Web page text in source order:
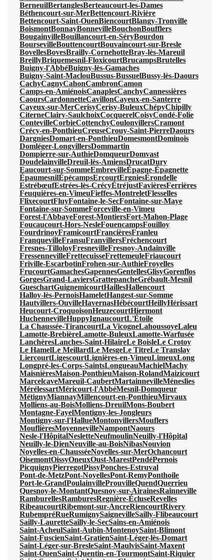
BerneuilBertanglesBerteaucourt-les-Dames
Béthencourt-sur-MerBettencourt-Rivière
Bettencourt-Saint-OuenBiencourtBlangy-Tronville
BoismontBonnayBonnevilleBouchonBoufflers
BougainvilleBouillancourt-en-SéryBourdon
BoursevilleBouttencourtBouvaincourt-sur-Bresle
BovellesBovesBrailly-CornehotteBray-lès-Mareuil
BreillyBriquemesnil-FloxicourtBrucampsBrutelles
Buigny-l'AbbéBuigny-lès-Gamaches
Buigny-Saint-MaclouBussus-BussuelBussy-lès-Daours
CachyCagnyCahonCambronCamon
Camps-en-AmiénoisCanaplesCanchyCannessières
CaoursCardonnetteCavillonCayeux-en-Santerre
Cayeux-sur-MerCerisyCerisy-BuleuxChépyChipilly
CiterneClairy-SaulchoixCocquerelCoisyCondé-Folie
ContevilleCorbieCottenchyCoulonvillersCramont
Crécy-en-PonthieuCreuseCrouy-Saint-PierreDaours
DargniesDomart-en-PonthieuDomesmontDominois
Domléger-LongvillersDommartin
Dompierre-sur-AuthieDomqueurDomvast
DoudelainvilleDreuil-lès-AmiensDrucatDury
Eaucourt-sur-SommeEmbrevilleÉpagne-Épagnette
ÉpaumesnilÉpécampsErcourtErgniesÉrondelle
EstrébœufEstrées-lès-CrécyÉtréjustFavièresFerrières
Feuquières-en-VimeuFieffes-MontreletFlesselles
FlixecourtFluyFontaine-le-SecFontaine-sur-Maye
Fontaine-sur-SommeForceville-en-Vimeu
Forest-l'AbbayeForest-MontiersFort-Mahon-Plage
Foucaucourt-Hors-NesleFouencampsFouilloy
FourdrinoyFramicourtFrancièresFranleu
FranquevilleFransuFranvillersFréchencourt
Fresnes-TilloloyFresnevilleFresnoy-Andainville
FressennevilleFrettecuisseFrettemeuleFriaucourt
Friville-EscarbotinFrohen-sur-AuthieFroyelles
FrucourtGamachesGapennesGentellesGlisyGorenflos
GorgesGrand-LaviersGrattepancheGrébault-Mesnil
GueschartGuignemicourtHaillesHallencourt
Halloy-lès-PernoisHameletHangest-sur-Somme
Hautvillers-OuvilleHavernasHébécourtHeillyHérissart
Heucourt-CroquoisonHeuzecourtHiermont
HuchennevilleHuppyIgnaucourtL'Étoile
La Chaussée-TirancourtLa VicogneLahoussoyeLaleu
Lamotte-BrebièreLamotte-BuleuxLamotte-Warfusée
LanchèresLanches-Saint-HilaireLe BoisleLe Crotoy
Le HamelLe MeillardLe MesgeLe TitreLe Translay
LiercourtLigescourtLignières-en-VimeuLimeuxLong
Longpré-les-Corps-SaintsLongueauMachielMachy
MaisnièresMaison-PonthieuMaison-RolandMaizicourt
MarcelcaveMareuil-CaubertMartainnevilleMéneslies
MérélessartMéricourt-l'AbbéMesnil-Domqueur
MétignyMiannayMillencourt-en-PonthieuMirvaux
Molliens-au-BoisMolliens-DreuilMons-Boubert
Montagne-FayelMontigny-les-Jongleurs
Montigny-sur-l'HallueMontonvillersMouflers
MouflièresMoyennevilleNampontNaours
Nesle-l'HôpitalNesletteNeufmoulinNeuilly-l'Hôpital
Neuilly-le-DienNeuville-au-BoisNibasNouvion
Noyelles-en-ChausséeNoyelles-sur-MerOchancourt
OisemontOissyOneuxOust-MarestPendéPernois
PicquignyPierregotPissyPonches-Estruval
Pont-de-MetzPont-NoyellesPont-RemyPonthoile
Port-le-GrandPoulainvilleProuvilleQuendQuerrieu
Quesnoy-le-MontantQuesnoy-sur-AirainesRainneville
RamburellesRamburesRegnière-ÉcluseRevelles
RibeaucourtRibemont-sur-AncreRiencourtRivery
RubempréRueRumignySaignevilleSailly-Flibeaucourt
Sailly-LauretteSailly-le-SecSains-en-Amiénois
Saint-AcheulSaint-Aubin-MontenoySaint-Blimont
Saint-FuscienSaint-GratienSaint-Léger-lès-Domart
Saint-Léger-sur-BresleSaint-MaulvisSaint-Maxent
Saint-OuenSaint-Quentin-en-TourmontSaint-Riquier